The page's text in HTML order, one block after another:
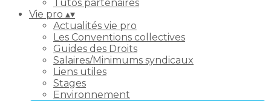
Tutos partenaires
Vie pro ▴▾
Actualités vie pro
Les Conventions collectives
Guides des Droits
Salaires/Minimums syndicaux
Liens utiles
Stages
Environnement